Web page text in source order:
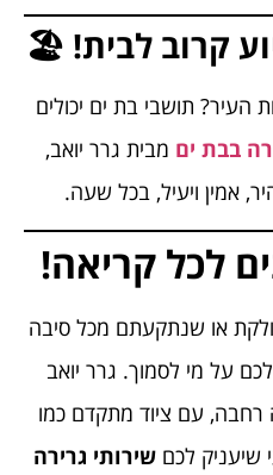
קרוב לבית! 🏖️
העיר? תושבי בת ים יכולים
בבת ים מבית גרר יואב,
אמין ויעיל, בכל שעה.
לכל קריאה!
או שנתקעתם מכל סיבה
על מי לסמוך. גרר יואב
רחבה, עם ציוד מתקדם כמו
שיעניק לכםשירותי גרירה